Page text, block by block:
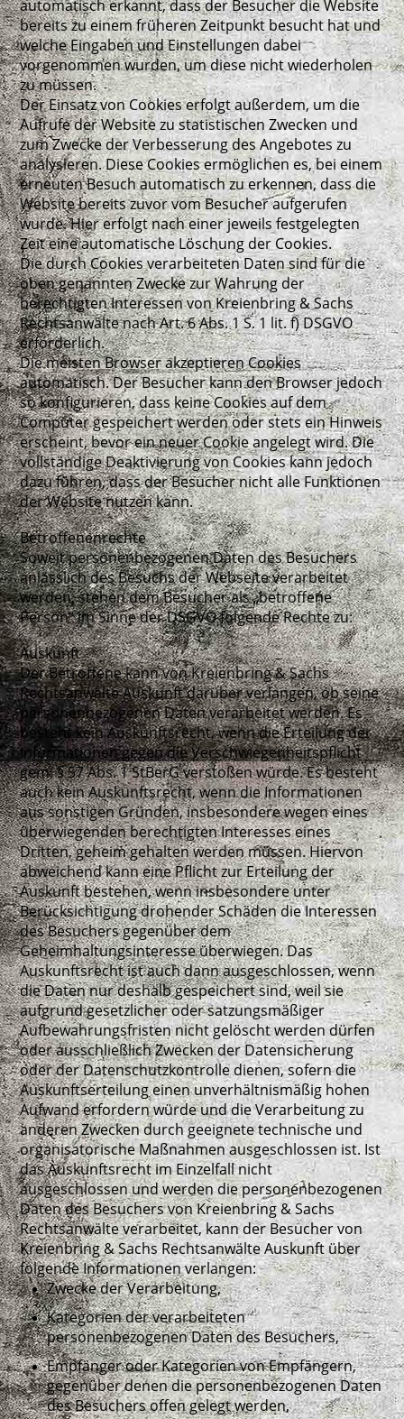
automatisch erkannt, dass der Besucher die Website
bereits zu einem früheren Zeitpunkt besucht hat und
welche Eingaben und Einstellungen dabei
vorgenommen wurden, um diese nicht wiederholen
zu müssen.
Der Einsatz von Cookies erfolgt außerdem, um die
Aufrufe der Website zu statistischen Zwecken und
zum Zwecke der Verbesserung des Angebotes zu
analysieren. Diese Cookies ermöglichen es, bei einem
erneuten Besuch automatisch zu erkennen, dass die
Website bereits zuvor vom Besucher aufgerufen
wurde. Hier erfolgt nach einer jeweils festgelegten
Zeit eine automatische Löschung der Cookies.
Die durch Cookies verarbeiteten Daten sind für die
oben genannten Zwecke zur Wahrung der
berechtigten Interessen von Kreienbring & Sachs
Rechtsanwälte nach Art. 6 Abs. 1 S. 1 lit. f) DSGVO
erforderlich.
Die meisten Browser akzeptieren Cookies
automatisch. Der Besucher kann den Browser jedoch
so konfigurieren, dass keine Cookies auf dem
Computer gespeichert werden oder stets ein Hinweis
erscheint, bevor ein neuer Cookie angelegt wird. Die
vollständige Deaktivierung von Cookies kann jedoch
dazu führen, dass der Besucher nicht alle Funktionen
der Website nutzen kann.
Betroffenenrechte
Soweit personenbezogenen Daten des Besuchers
anlässlich des Besuchs der Webseite verarbeitet
werden, stehen dem Besucher als „betroffene
Person“ im Sinne der DSGVO folgende Rechte zu:
Auskunft
Der Betroffene kann von Kreienbring & Sachs
Rechtsanwälte Auskunft darüber verlangen, ob seine
personenbezogenen Daten verarbeitet werden. Es
besteht kein Auskunftsrecht, wenn die Erteilung der
Informationen gegen die Verschwiegenheitspflicht
gem. § 57 Abs. 1 StBerG verstoßen würde. Es besteht
auch kein Auskunftsrecht, wenn die Informationen
aus sonstigen Gründen, insbesondere wegen eines
überwiegenden berechtigten Interesses eines
Dritten, geheim gehalten werden müssen. Hiervon
abweichend kann eine Pflicht zur Erteilung der
Auskunft bestehen, wenn insbesondere unter
Berücksichtigung drohender Schäden die Interessen
des Besuchers gegenüber dem
Geheimhaltungsinteresse überwiegen. Das
Auskunftsrecht ist auch dann ausgeschlossen, wenn
die Daten nur deshalb gespeichert sind, weil sie
aufgrund gesetzlicher oder satzungsmäßiger
Aufbewahrungsfristen nicht gelöscht werden dürfen
oder ausschließlich Zwecken der Datensicherung
oder der Datenschutzkontrolle dienen, sofern die
Auskunftserteilung einen unverhältnismäßig hohen
Aufwand erfordern würde und die Verarbeitung zu
anderen Zwecken durch geeignete technische und
organisatorische Maßnahmen ausgeschlossen ist. Ist
das Auskunftsrecht im Einzelfall nicht
ausgeschlossen und werden die personenbezogenen
Daten des Besuchers von Kreienbring & Sachs
Rechtsanwälte verarbeitet, kann der Besucher von
Kreienbring & Sachs Rechtsanwälte Auskunft über
folgende Informationen verlangen:
Zwecke der Verarbeitung,
Kategorien der verarbeiteten
personenbezogenen Daten des Besuchers,
Empfänger oder Kategorien von Empfängern,
gegenüber denen die personenbezogenen Daten
des Besuchers offen gelegt werden,